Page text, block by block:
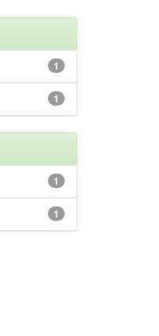
1
1
1
1